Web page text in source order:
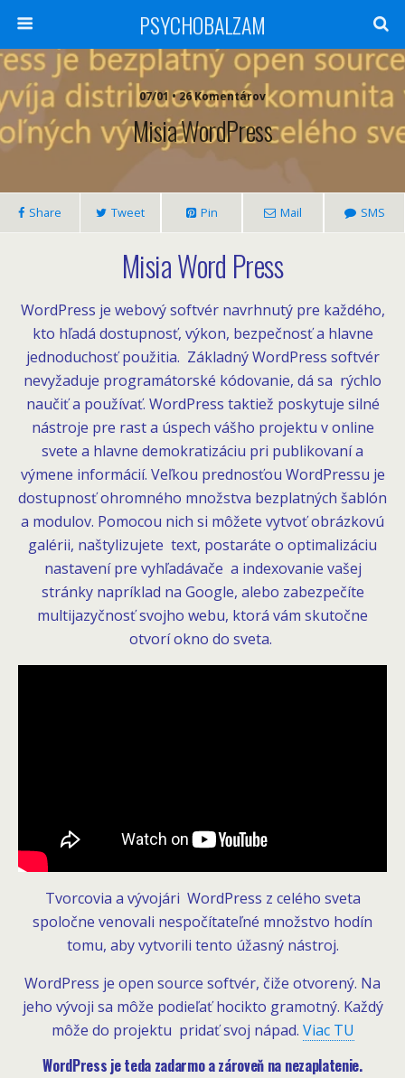
PSYCHOBALZAM
07/01 • 26 Komentárov
Misia WordPress
Share Tweet Pin Mail SMS
Misia Word Press
WordPress je webový softvér navrhnutý pre každého,
kto hľadá dostupnosť, výkon, bezpečnosť a hlavne
jednoduchosť použitia. Základný WordPress softvér
nevyžaduje programátorské kódovanie, dá sa rýchlo
naučiť a používať. WordPress taktiež poskytuje silné
nástroje pre rast a úspech vášho projektu v online
svete a hlavne demokratizáciu pri publikovaní a
výmene informácií. Veľkou prednosťou WordPressu je
dostupnosť ohromného množstva bezplatných šablón
a modulov. Pomocou nich si môžete vytvoť obrázkovú
galérii, naštylizujete text, postaráte o optimalizáciu
nastavení pre vyhľadávače a indexovanie vašej
stránky napríklad na Google, alebo zabezpečíte
multijazyčnosť svojho webu, ktorá vám skutočne
otvorí okno do sveta.
Tvorcovia a vývojári WordPress z celého sveta
spoločne venovali nespočítateľné množstvo hodín
tomu, aby vytvorili tento úžasný nástroj.
WordPress je open source softvér, čiže otvorený. Na
jeho vývoji sa môže podieľať hocikto gramotný. Každý
môže do projektu pridať svoj nápad. Viac TU
WordPress je teda zadarmo a zároveň na nezaplatenie.